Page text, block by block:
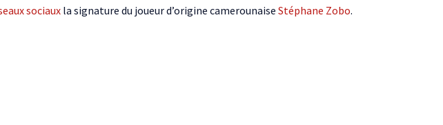
sociaux la signature du joueur d’origine camerounaise Stéphane Zobo.